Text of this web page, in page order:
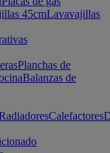
45cmLavavajillas
Planchas de
Balanzas de
Calefactores